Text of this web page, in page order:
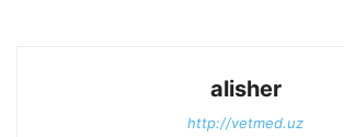
alisher
http://vetmed.uz